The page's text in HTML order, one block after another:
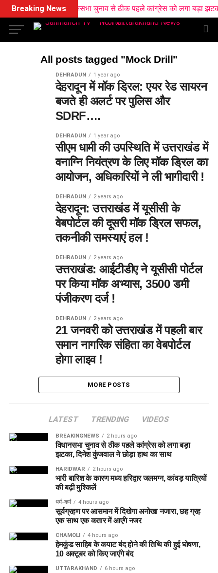
Breaking Newsविधानसभा चुनाव से ठीक पहले कांग्रेस को लगा बड़ा
All posts tagged "Mock Drill"
DEHRADUN 1 year ago
देहरादून में मॉक ड्रिल: एयर रेड सायरन
बजते ही अलर्ट पर पुलिस और
SDRF….
DEHRADUN 1 year ago
सीएम धामी की उपस्थिति में उत्तराखंड में
वनाग्नि नियंत्रण के लिए मॉक ड्रिल का
आयोजन, अधिकारियों ने ली भागीदारी !
DEHRADUN 2 years ago
देहरादून: उत्तराखंड में यूसीसी के
वेबपोर्टल की दूसरी मॉक ड्रिल सफल,
तकनीकी समस्याएं हल !
DEHRADUN 2 years ago
उत्तराखंड: आईटीडीए ने यूसीसी पोर्टल
पर किया मॉक अभ्यास, 3500 डमी
पंजीकरण दर्ज !
DEHRADUN 2 years ago
21 जनवरी को उत्तराखंड में पहली बार
समान नागरिक संहिता का वेबपोर्टल
होगा लाइव !
MORE POSTS
LATEST TRENDING VIDEOS
BREAKINGNEWS 2 hours ago
विधानसभा चुनाव से ठीक पहले कांग्रेस को लगा बड़ा
झटका, दिनेश कुंजवाल ने छोड़ा हाथ का साथ
HARIDWAR 2 hours ago
भारी बारिश के कारण मध्य हरिद्वार जलमग्न, कांवड़ यात्रियों
की बढ़ी मुश्किलें
धर्म-कर्म 4 hours ago
सूर्यग्रहण पर आसमान में दिखेगा अनोखा नजारा, छह ग्रह
एक साथ एक कतार में आएंगे नजर
CHAMOLI 4 hours ago
हेमकुंड साहिब के कपाट बंद होने की तिथि की हुई घोषणा,
10 अक्टूबर को किए जाएंंगे बंद
UTTARAKHAND 6 hours ago